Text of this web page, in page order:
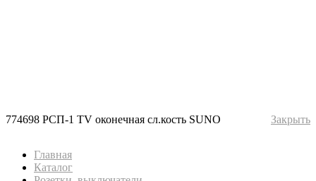
774698 РСП-1 TV оконечная сл.кость SUNO Закрыть
Главная
Каталог